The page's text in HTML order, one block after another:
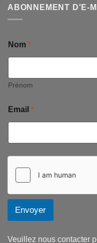
ABONNEMENT D'E-
Nom *
Prénom
Email *
Envoyer
Veuillez nous contacter